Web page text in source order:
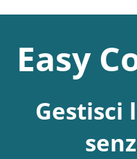
Easy
Gestisci